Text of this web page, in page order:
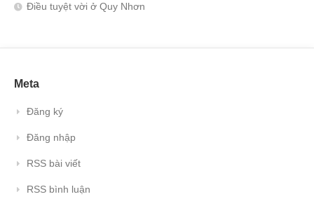
Điều tuyệt vời ở Quy Nhơn
Meta
Đăng ký
Đăng nhập
RSS bài viết
RSS bình luận